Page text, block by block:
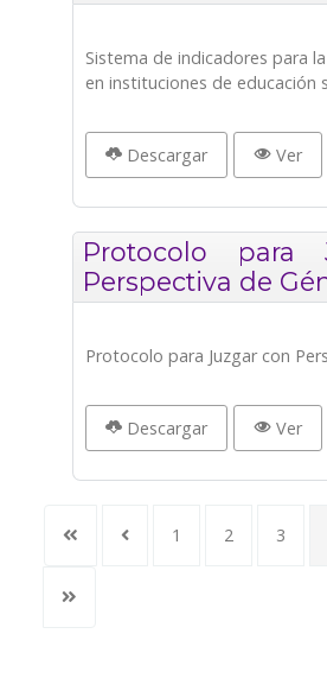
Sistema de indicadores para
en instituciones de educación
Descargar Ver
Protocolo para
Perspectiva de
Protocolo para Juzgar con
Descargar Ver
1 2 3